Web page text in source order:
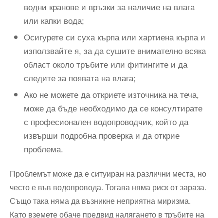
водни кранове и връзки за наличие на влага
или капки вода;
Осигурете си суха кърпа или хартиена кърпа и
използвайте я, за да сушите внимателно всяка
област около тръбите или фитингите и да
следите за появата на влага;
Ако не можете да откриете източника на теча,
може да бъде необходимо да се консултирате
с професионален водопроводчик, който да
извърши подробна проверка и да открие
проблема.
Проблемът може да е ситуиран на различни места, но
често е във водопровода. Тогава няма риск от зараза.
Също така няма да възникне неприятна миризма.
Като вземете обаче предвид налягането в тръбите на